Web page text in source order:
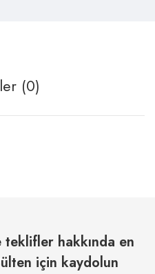
(0)
teklifler hakkında en
için kaydolun